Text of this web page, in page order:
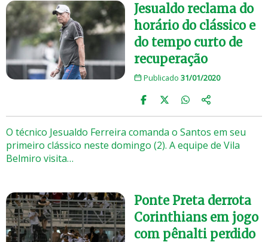
Jesualdo reclama do
horário do clássico e
do tempo curto de
recuperação
Publicado 31/01/2020
O técnico Jesualdo Ferreira comanda o Santos em seu
primeiro clássico neste domingo (2). A equipe de Vila
Belmiro visita…
Ponte Preta derrota
Corinthians em jogo
com pênalti perdido